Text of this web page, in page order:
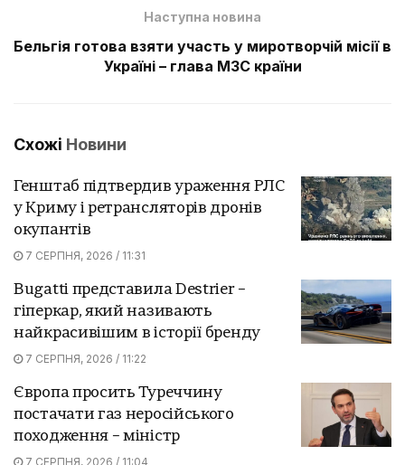
Наступна новина
Бельгія готова взяти участь у миротворчій місії в
Україні – глава МЗС країни
Схожі Новини
Генштаб підтвердив ураження РЛС
у Криму і ретрансляторів дронів
окупантів
7 СЕРПНЯ, 2026 / 11:31
Bugatti представила Destrier –
гіперкар, який називають
найкрасивішим в історії бренду
7 СЕРПНЯ, 2026 / 11:22
Європа просить Туреччину
постачати газ неросійського
походження – міністр
7 СЕРПНЯ, 2026 / 11:04